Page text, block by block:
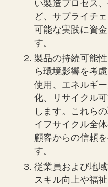
い製造プロセス
ど、サプライチ
可能な実践に資
す。
製品の持続可能
ら環境影響を考
使用、エネルギ
化、リサイクル
します。これら
イフサイクル全
顧客からの信頼
す。
従業員および地
スキル向上や福